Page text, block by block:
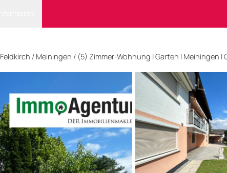
Feldkirch / Meiningen / (5) Zimmer-Wohnung | Garten | Meiningen |